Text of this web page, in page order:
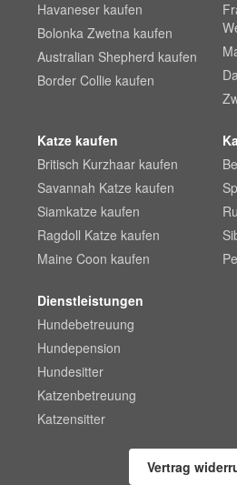
Havaneser kaufen
Bolonka Zwetna kaufen
Australian Shepherd kaufen
Border Collie kaufen
Katze kaufen
Britisch Kurzhaar kaufen
Savannah Katze kaufen
Siamkatze kaufen
Ragdoll Katze kaufen
Maine Coon kaufen
Dienstleistungen
Hundebetreuung
Hundepension
Hundesitter
Katzenbetreuung
Katzensitter
Vertrag